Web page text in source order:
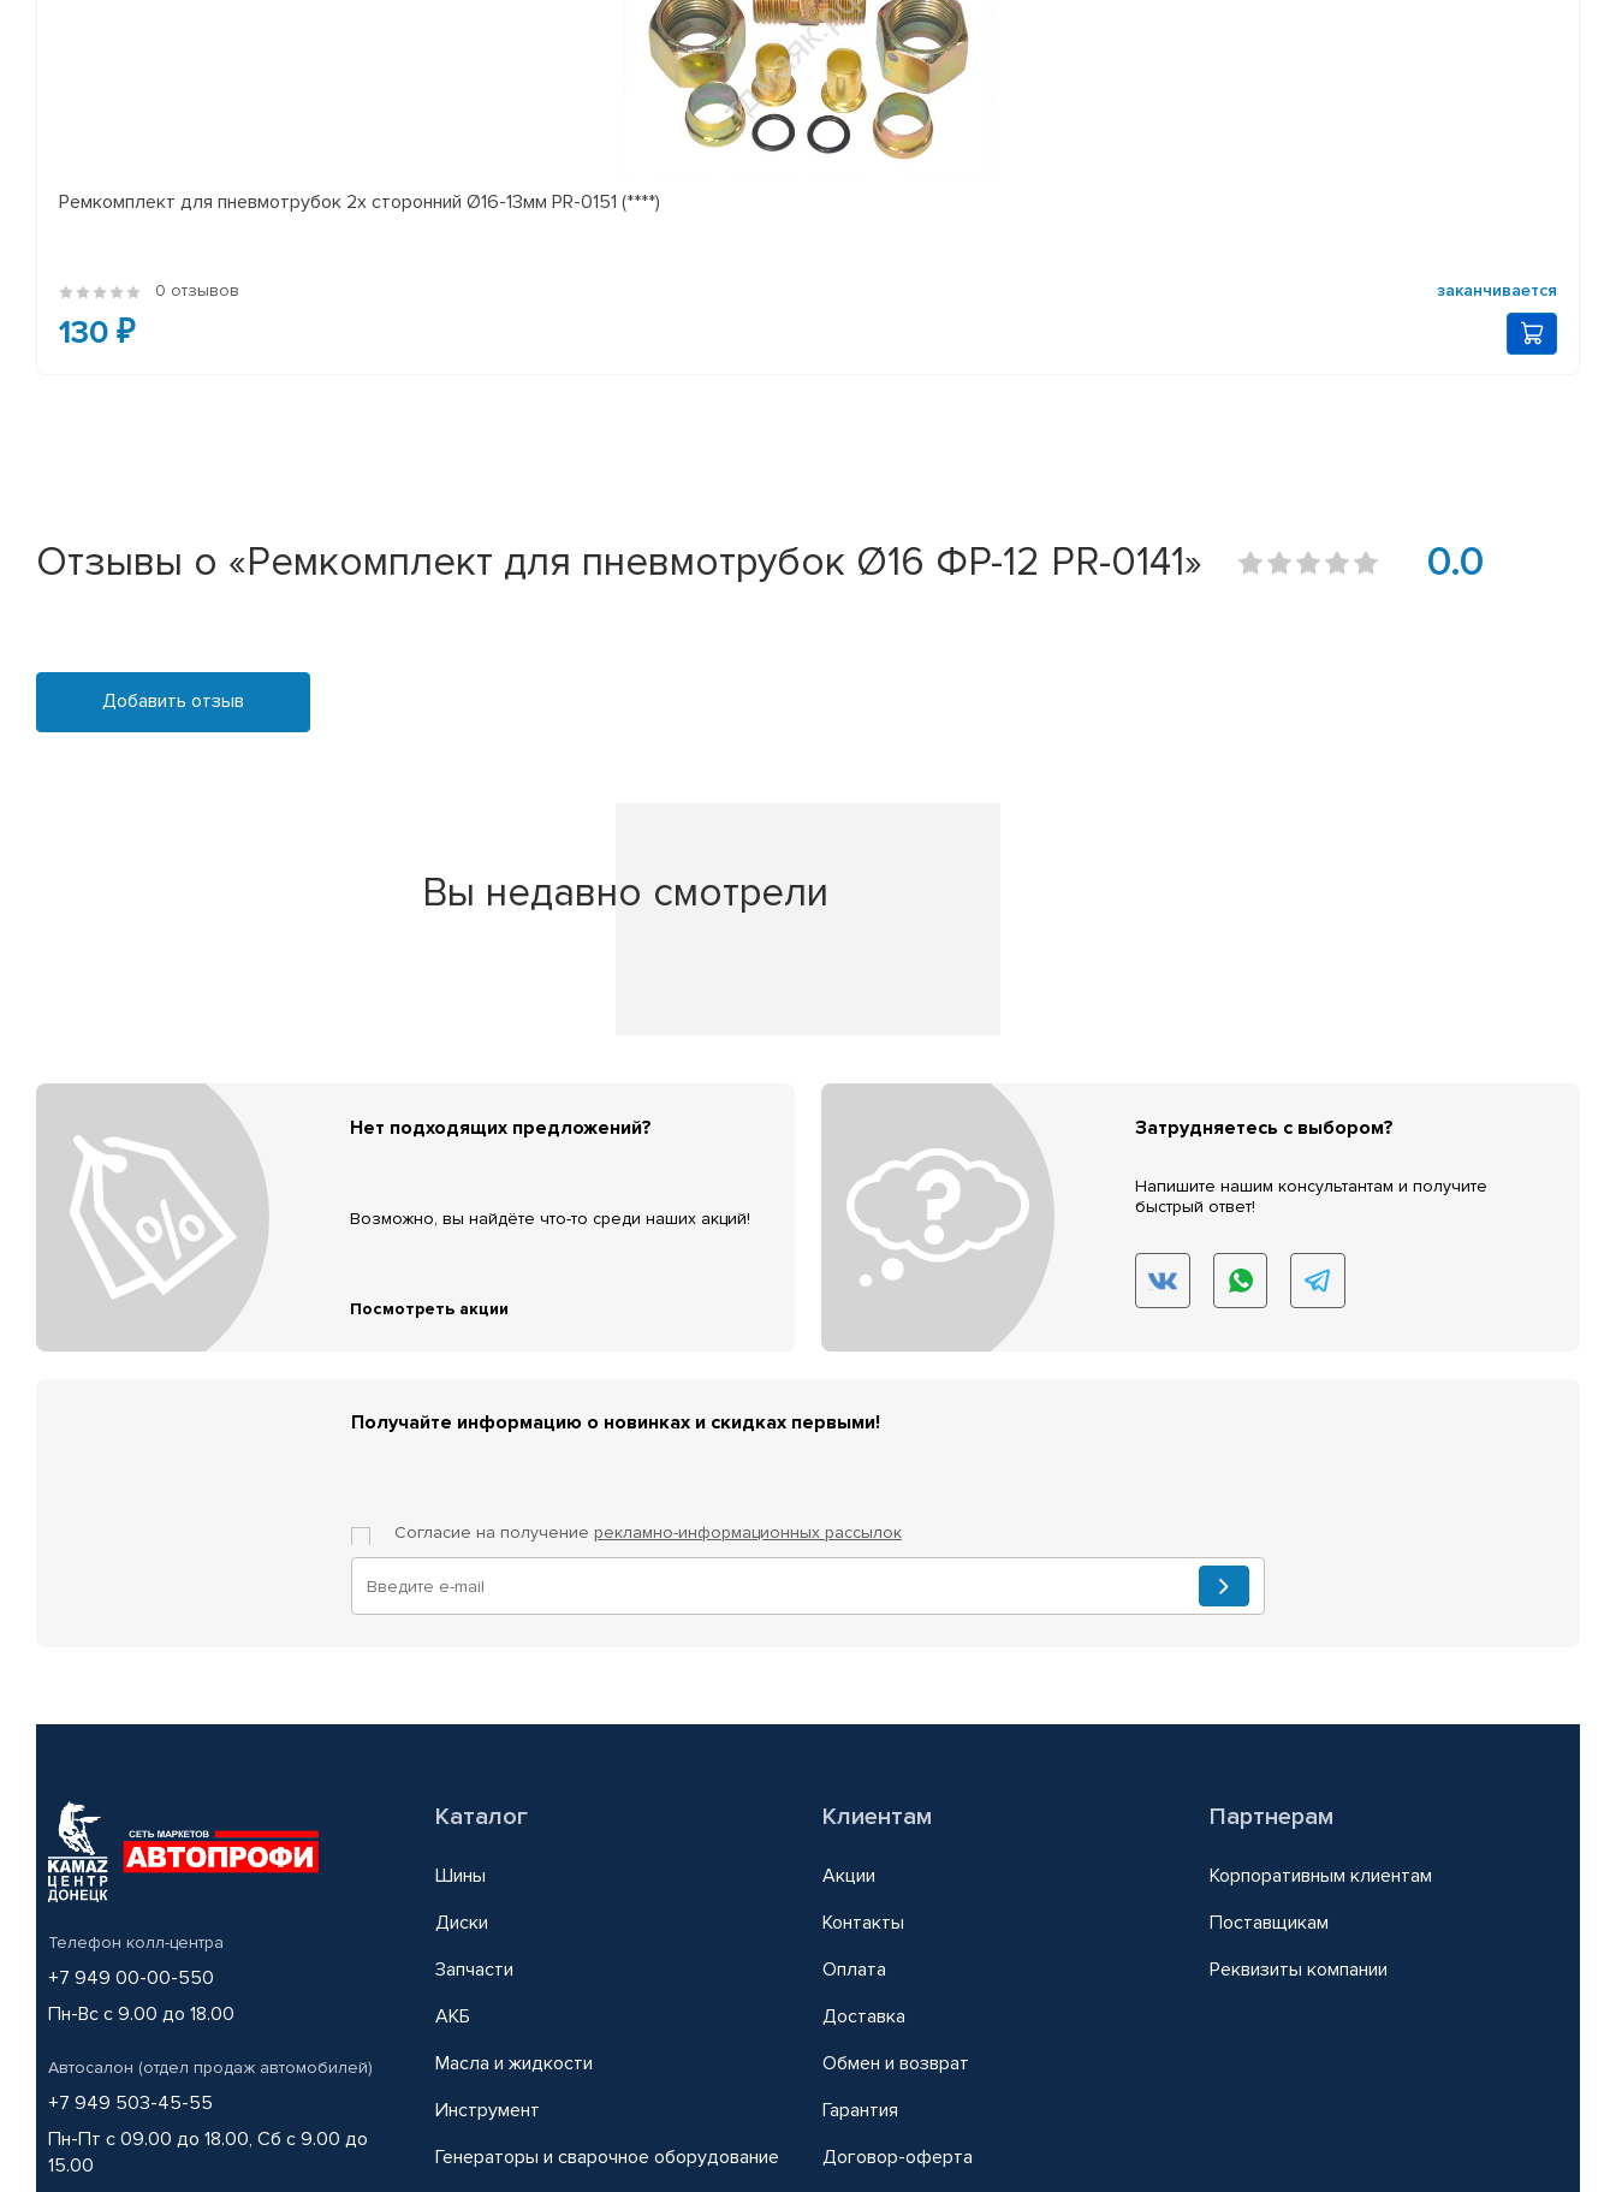
Ремкомплект для пневмотрубок 2х сторонний Ø16-13мм PR-0151 (****)
0 отзывов заканчивается
130 ₽
Отзывы о «Ремкомплект для пневмотрубок Ø16 ФР-12 PR-0141» 0.0
Добавить отзыв
Вы недавно смотрели
Нет подходящих предложений?
Возможно, вы найдёте что-то среди наших акций!
Посмотреть акции
Затрудняетесь с выбором?
Напишите нашим консультантам и получите
быстрый ответ!
Получайте информацию о новинках и скидках первыми!
Согласие на получение рекламно-информационных рассылок
Телефон колл-центра
+7 949 00-00-550
Пн-Вс с 9.00 до 18.00
Автосалон (отдел продаж автомобилей)
+7 949 503-45-55
Пн-Пт с 09.00 до 18.00, Сб с 9.00 до
15.00
Каталог
Шины
Диски
Запчасти
АКБ
Масла и жидкости
Инструмент
Генераторы и сварочное оборудование
Клиентам
Акции
Контакты
Оплата
Доставка
Обмен и возврат
Гарантия
Договор-оферта
Партнерам
Корпоративным клиентам
Поставщикам
Реквизиты компании